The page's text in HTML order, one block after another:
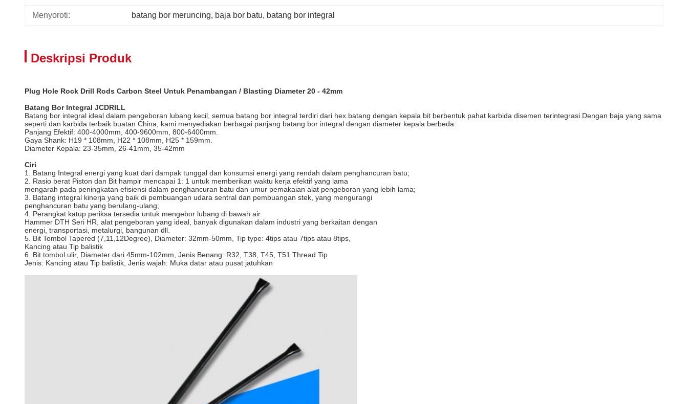
Menyoroti: batang bor meruncing, baja bor batu, batang bor integral
Deskripsi Produk
Plug Hole Rock Drill Rods Carbon Steel Untuk Penambangan / Blasting Diameter 20 - 42mm
Batang Bor Integral JCDRILL
Batang bor integral ideal dalam pengeboran lubang kecil, semua batang bor integral terdiri dari hex.batang dengan kepala bit berbentuk pahat karbida disemen terintegrasi.Dengan baja yang sama
seperti dan karbida terbaik buatan China, kami menyediakan berbagai panjang batang bor integral dengan diameter kepala berbeda:
Panjang Efektif: 400-4000mm, 400-9600mm, 800-6400mm.
Gaya Shank: H19 * 108mm, H22 * 108mm, H25 * 159mm.
Diameter Kepala: 23-35mm, 26-41mm, 35-42mm
Ciri
1. Batang Integral energi yang kuat dari dampak tunggal dan konsumsi energi yang rendah dalam penghancuran batu;
2. Rasio berat Piston dan Bit hampir mencapai 1: 1 untuk memberikan waktu kerja efektif yang lama
mengarah pada peningkatan efisiensi dalam penghancuran batu dan umur pemakaian alat pengeboran yang lebih lama;
3. Batang integral kinerja yang baik di pembuangan udara sentral dan pembuangan stek, yang mengurangi
penghancuran batu yang berulang-ulang;
4. Perangkat katup periksa tersedia untuk mengebor lubang di bawah air.
Hammer DTH Seri HR, alat pengeboran yang ideal, banyak digunakan dalam industri yang berkaitan dengan
energi, transportasi, metalurgi, bangunan dll.
5. Bit Tombol Tapered (7,11,12Degree), Diameter: 32mm-50mm, Tip type: 4tips atau 7tips atau 8tips,
Kancing atau Tip balistik
6. Bit tombol ulir, Diameter dari 45mm-102mm, Jenis Benang: R32, T38, T45, T51 Thread Tip
Jenis: Kancing atau Tip balistik, Jenis wajah: Muka datar atau pusat jatuhkan